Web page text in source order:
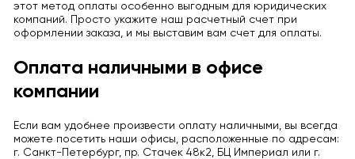
этот метод оплаты особенно выгодным для юридических
компаний. Просто укажите наш расчетный счет при
оформлении заказа, и мы выставим вам счет для оплаты.
Оплата наличными в офисе
компании
Если вам удобнее произвести оплату наличными, вы всегда
можете посетить наши офисы, расположенные по адресам:
г. Санкт-Петербург, пр. Стачек 48к2, БЦ Империал или г.